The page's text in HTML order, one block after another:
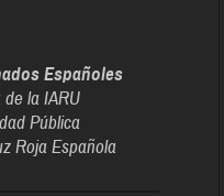
Españoles
la IARU
Pública
Roja Española